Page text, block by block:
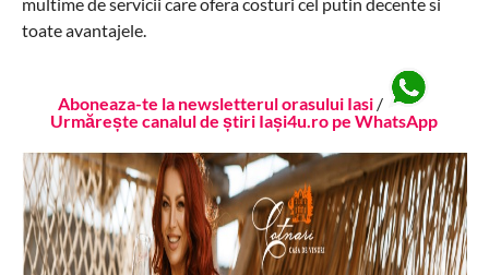
toate avantajele.
Aboneaza-te la newsletterul orasului Iasi /
Urmărește canalul de știri Iași4u.ro pe WhatsApp